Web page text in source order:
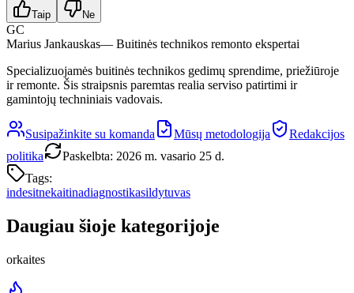
Taip Ne
GC
Marius Jankauskas— Buitinės technikos remonto ekspertai
Specializuojamės buitinės technikos gedimų sprendime, priežiūroje
ir remonte. Šis straipsnis paremtas realia serviso patirtimi ir
gamintojų techniniais vadovais.
Susipažinkite su komanda Mūsų metodologija
Redakcijos
politika
Paskelbta: 2026 m. vasario 25 d.
Tags:
indesitnekaitinadiagnostikasildytuvas
Daugiau šioje kategorijoje
orkaites